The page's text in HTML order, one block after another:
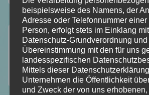
Folgt mir auf…
Folgt
112
Folgt
184
Folgt
18
Folgt
beispielsweise des Namens, der
Adresse oder Telefonnummer einer
Person, erfolgt stets im Einklang
Datenschutz-Grundverordnung und
Übereinstimmung mit den für uns
landesspezifischen
Mittels dieser
Unternehmen die Öffentlichkeit
und Zweck der von uns